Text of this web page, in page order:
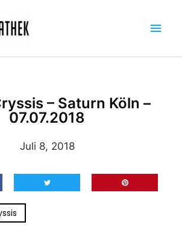
– Saturn Köln –
07.07.2018
Juli 8, 2018